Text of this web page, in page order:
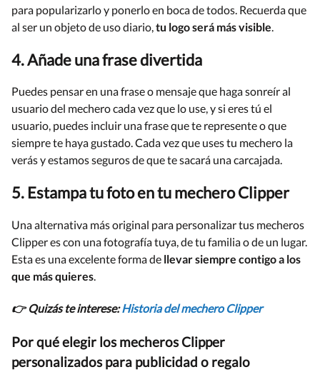
para popularizarlo y ponerlo en boca de todos. Recuerda que
al ser un objeto de uso diario,tu logo será más visible.
4. Añade una frase divertida
Puedes pensar en una frase o mensaje que haga sonreír al
usuario del mechero cada vez que lo use, y si eres tú el
usuario, puedes incluir una frase que te represente o que
siempre te haya gustado. Cada vez que uses tu mechero la
verás y estamos seguros de que te sacará una carcajada.
5. Estampa tu foto en tu mechero Clipper
Una alternativa más original para personalizar tus mecheros
Clipper es con una fotografía tuya, de tu familia o de un lugar.
Esta es una excelente forma de llevar siempre contigo a los
que más quieres
👉 Quizás te interese:Historia del mechero Clipper
Por qué elegir los mecheros Clipper
personalizados para publicidad o regalo